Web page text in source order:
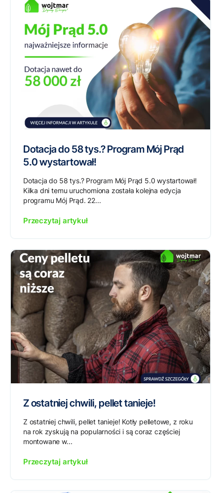
Dotacja do 58 tys.? Program Mój Prąd
5.0 wystartował!
Dotacja do 58 tys.? Program Mój Prąd 5.0 wystartował!
Kilka dni temu uruchomiona została kolejna edycja
programu Mój Prąd. 22...
Przeczytaj artykuł
Z ostatniej chwili, pellet tanieje!
Z ostatniej chwili, pellet tanieje! Kotły pelletowe, z roku
na rok zyskują na popularności i są coraz częściej
montowane w...
Przeczytaj artykuł